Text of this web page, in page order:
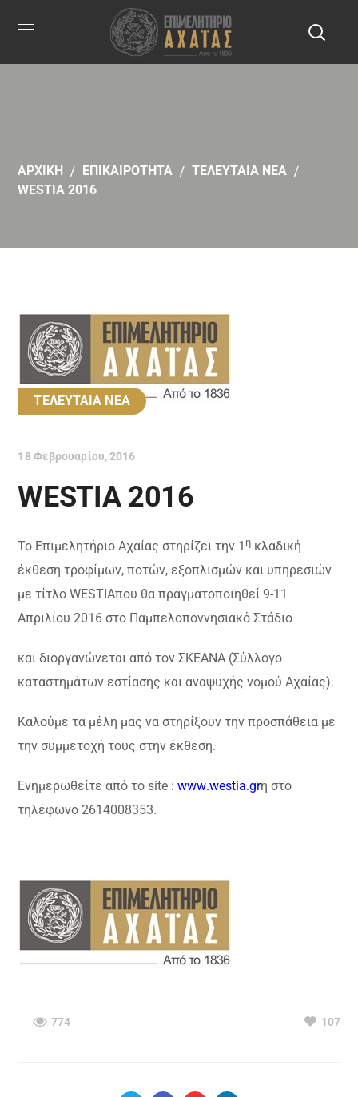
ΑΡΧΙΚΗ ΕΠΙΚΑΙΡΟΤΗΤΑ
ΤΕΛΕΥΤΑΙΑ ΝΕΑ
WESTIA 2016
ΤΕΛΕΥΤΑΙΑ ΝΕΑ
18 Φεβρουαρίου, 2016
WESTIA 2016
Το Επιμελητήριο Αχαίας στηρίζει την 1 η κλαδική
έκθεση τροφίμων, ποτών, εξοπλισμών και υπηρεσιών
με τίτλοWESTIAπου θα πραγματοποιηθεί 9-11
Απριλίου 2016 στο Παμπελοποννησιακό Στάδιο
και διοργανώνεται από τον ΣΚΕΑΝΑ (Σύλλογο
καταστημάτων εστίασης και αναψυχής νομού Αχαίας).
Καλούμε τα μέλη μας να στηρίξουν την προσπάθεια με
την συμμετοχή τους στην έκθεση.
Ενημερωθείτε από τοsite :www.westia.grη στο
τηλέφωνο 2614008353.
774 107